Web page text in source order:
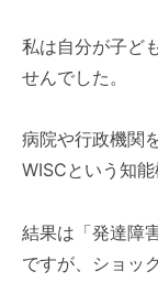
私は自分が子ど
せんでした。
病院や行政機関
WISCという知
結果は「発達障
ですが、ショッ